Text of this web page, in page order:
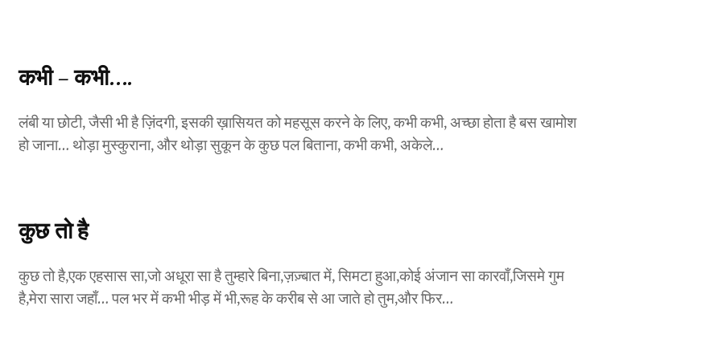
कभी – कभी….
लंबी या छोटी, जैसी भी है ज़िंदगी, इसकी ख़ासियत को महसूस करने के लिए, कभी कभी, अच्छा होता है बस खामोश
हो जाना… थोड़ा मुस्कुराना, और थोड़ा सुकून के कुछ पल बिताना, कभी कभी, अकेले…
कुछ तो है
कुछ तो है,एक एहसास सा,जो अधूरा सा है तुम्हारे बिना,ज़ज़्बात में, सिमटा हुआ,कोई अंजान सा कारवाँ,जिसमे गुम
है,मेरा सारा जहाँ… पल भर में कभी भीड़ में भी,रूह के करीब से आ जाते हो तुम,और फिर…